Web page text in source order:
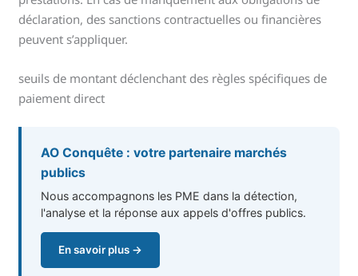
déclaration, des sanctions contractuelles ou financières
peuvent s’appliquer.
seuils de montant déclenchant des règles spécifiques de
paiement direct
AO Conquête : votre partenaire marchés
publics
Nous accompagnons les PME dans la détection,
l'analyse et la réponse aux appels d'offres publics.
En savoir plus →